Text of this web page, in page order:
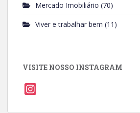
Mercado Imobiliário (70)
Viver e trabalhar bem (11)
VISITE NOSSO INSTAGRAM